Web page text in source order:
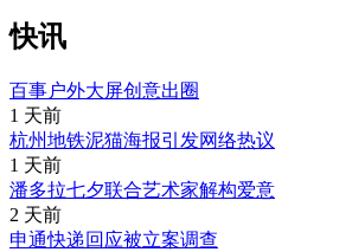
快讯
百事户外大屏创意出圈
1 天前
杭州地铁泥猫海报引发网络热议
1 天前
潘多拉七夕联合艺术家解构爱意
2 天前
申通快递回应被立案调查